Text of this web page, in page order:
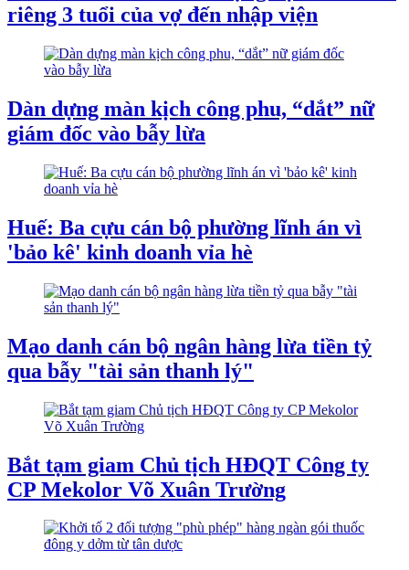
riêng 3 tuổi của vợ đến nhập viện
Dàn dựng màn kịch công phu, “dắt” nữ
giám đốc vào bẫy lừa
Huế: Ba cựu cán bộ phường lĩnh án vì
'bảo kê' kinh doanh vỉa hè
Mạo danh cán bộ ngân hàng lừa tiền tỷ
qua bẫy "tài sản thanh lý"
Bắt tạm giam Chủ tịch HĐQT Công ty
CP Mekolor Võ Xuân Trường